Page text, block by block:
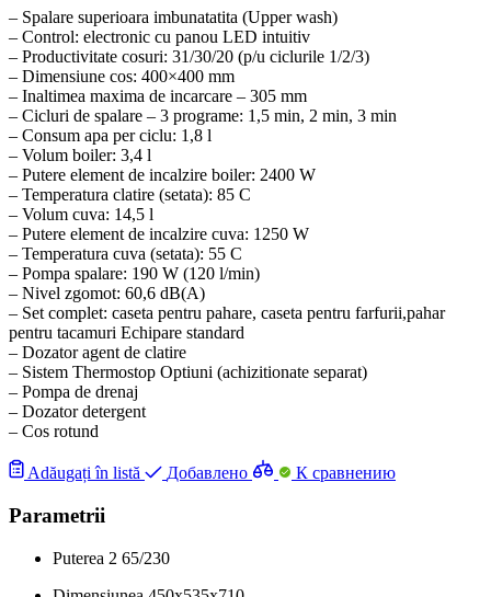
– Spalare superioara imbunatatita (Upper wash)
– Control: electronic cu panou LED intuitiv
– Productivitate cosuri: 31/30/20 (p/u ciclurile 1/2/3)
– Dimensiune cos: 400×400 mm
– Inaltimea maxima de incarcare – 305 mm
– Cicluri de spalare – 3 programe: 1,5 min, 2 min, 3 min
– Consum apa per ciclu: 1,8 l
– Volum boiler: 3,4 l
– Putere element de incalzire boiler: 2400 W
– Temperatura clatire (setata): 85 C
– Volum cuva: 14,5 l
– Putere element de incalzire cuva: 1250 W
– Temperatura cuva (setata): 55 C
– Pompa spalare: 190 W (120 l/min)
– Nivel zgomot: 60,6 dB(A)
– Set complet: caseta pentru pahare, caseta pentru farfurii,pahar
pentru tacamuri Echipare standard
– Dozator agent de clatire
– Sistem Thermostop Optiuni (achizitionate separat)
– Pompa de drenaj
– Dozator detergent
– Cos rotund
Adăugați în listă Добавлено К сравнению
Parametrii
Puterea 2 65/230